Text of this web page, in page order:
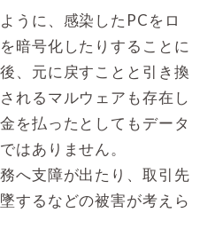
うに、感染したPCをロ
暗号化したりすることに
、元に戻すことと引き換
れるマルウェアも存在し
を払ったとしてもデータ
はありません。
へ支障が出たり、取引先
するなどの被害が考えら